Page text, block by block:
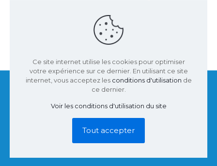
© 2002 - 2026 Parcs Passion | Site conçu parInuveo
Tous droits réservés.
Ce site internet utilise les cookies pour optimiser
votre expérience sur ce dernier. En utilisant ce site
internet, vous acceptez les conditions d'utilisation de
ce dernier.
Voir les conditions d'utilisation du site
Tout accepter